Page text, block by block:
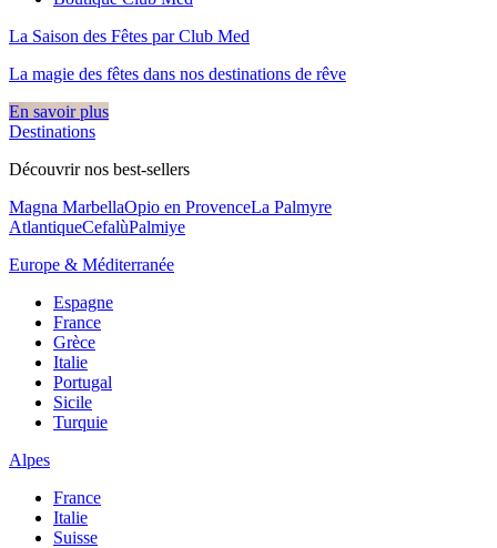
La Saison des Fêtes par Club Med
La magie des fêtes dans nos destinations de rêve​
En savoir plus
Destinations
Découvrir nos best-sellers
Magna MarbellaOpio en ProvenceLa Palmyre
AtlantiqueCefalùPalmiye
Europe & Méditerranée
Espagne
France
Grèce
Italie
Portugal
Sicile
Turquie
Alpes
France
Italie
Suisse